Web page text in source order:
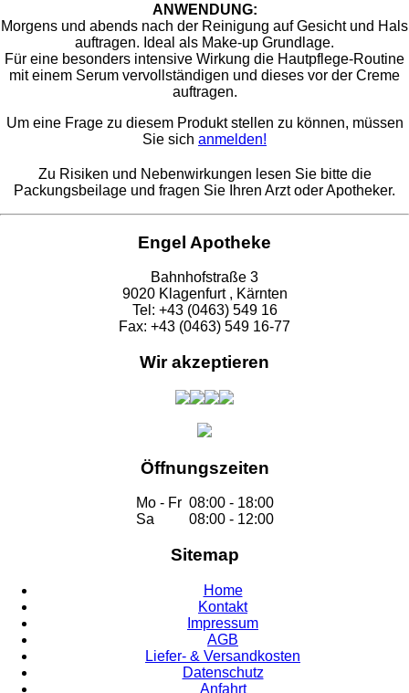
ANWENDUNG:
Morgens und abends nach der Reinigung auf Gesicht und Hals
auftragen. Ideal als Make-up Grundlage.
Für eine besonders intensive Wirkung die Hautpflege-Routine
mit einem Serum vervollständigen und dieses vor der Creme
auftragen.
Um eine Frage zu diesem Produkt stellen zu können, müssen
Sie sich anmelden!
Zu Risiken und Nebenwirkungen lesen Sie bitte die
Packungsbeilage und fragen Sie Ihren Arzt oder Apotheker.
Engel Apotheke
Bahnhofstraße 3
9020 Klagenfurt , Kärnten
Tel: +43 (0463) 549 16
Fax: +43 (0463) 549 16-77
Wir akzeptieren
Öffnungszeiten
Mo - Fr 08:00 - 18:00
Sa
08:00 - 12:00
Sitemap
Home
Kontakt
Impressum
AGB
Liefer- & Versandkosten
Datenschutz
Anfahrt